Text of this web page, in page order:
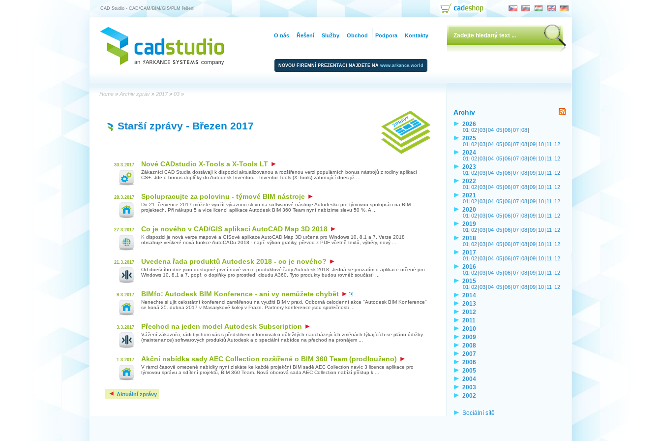
CAD Studio - CAD/CAM/BIM/GIS/PLM řešení
NOVOU FIREMNÍ PREZENTACI NAJDETE NA www.arkance.world
Home » Archiv zpráv » 2017» 03 »
Starší zprávy - Březen 2017
30.3.2017 Nové CADstudio X-Tools a X-Tools LT
Zákazníci CAD Studia dostávají k dispozici aktualizovanou a rozšířenou verzi populárních bonus nástrojů z rodiny aplikací
CS+. Jde o bonus doplňky do Autodesk Inventoru - Inventor Tools (X-Tools) zahrnující dnes již ...
28.3.2017 Spolupracujte za polovinu - týmové BIM nástroje
Do 21. července 2017 můžete využít výraznou slevu na softwarové nástroje Autodesku pro týmovou spolupráci na BIM
projektech. Při nákupu 5 a více licencí aplikace Autodesk BIM 360 Team nyní nabízíme slevu 50 %. A ...
27.3.2017 Co je nového v CAD/GIS aplikaci AutoCAD Map 3D 2018
K dispozici je nová verze mapové a GISové aplikace AutoCAD Map 3D určená pro Windows 10, 8.1 a 7. Verze 2018
obsahuje veškeré nová funkce AutoCADu 2018 - např. výkon grafiky, převod z PDF včetně textů, výběry, nový ...
21.3.2017 Uvedena řada produktů Autodesk 2018 - co je nového?
Od dnešního dne jsou dostupné první nové verze produktové řady Autodesk 2018. Jedná se prozatím o aplikace určené pro
Windows 10, 8.1 a 7, popř. o doplňky pro prostředí cloudu A360. Tyto produkty budou rovněž součástí ...
9.3.2017 BIMfo: Autodesk BIM Konference - ani vy nemůžete chybět
Nenechte si ujít celostátní konferenci zaměřenou na využití BIM v praxi. Odborná celodenní akce "Autodesk BIM Konference"
se koná 25. dubna 2017 v Masarykově koleji v Praze. Partnery konference jsou společnosti ...
3.3.2017 Přechod na jeden model Autodesk Subscription
Vážení zákazníci, rádi bychom vás s předstihem informovali o důležitých nadcházejících změnách týkajících se plánu údržby
(maintenance) softwarových produktů Autodesk a o speciální nabídce na přechod na pronájem ...
1.3.2017 Akční nabídka sady AEC Collection rozšířené o BIM 360 Team (prodlouženo)
V rámci časově omezené nabídky nyní získáte ke každé projekční BIM sadě AEC Collection navíc 3 licence aplikace pro
týmovou správu a sdílení projektů, BIM 360 Team. Nová oborová sada AEC Collection nabízí přístup k ...
Aktuální zprávy
Archiv
2026
01 |02|03|04|05|06|07|08|
2025
01 |02|03|04|05|06|07|08|09| 10| 11 | 12
2024
01 |02|03|04|05|06|07|08|09| 10| 11 | 12
2023
01 |02|03|04|05|06|07|08|09| 10| 11 | 12
2022
01 |02|03|04|05|06|07|08|09| 10| 11 | 12
2021
01 |02|03|04|05|06|07|08|09| 10| 11 | 12
2020
01 |02|03|04|05|06|07|08|09| 10| 11 | 12
2019
01 |02|03|04|05|06|07|08|09| 10| 11 | 12
2018
01 |02|03|04|05|06|07|08|09| 10| 11 | 12
2017
01 |02|03|04|05|06|07|08|09| 10| 11 | 12
2016
01 |02|03|04|05|06|07|08|09| 10| 11 | 12
2015
01 |02|03|04|05|06|07|08|09| 10| 11 | 12
2014
2013
2012
2011
2010
2009
2008
2007
2006
2005
2004
2003
2002
Sociální sítě
O nás Řešení Služby Obchod Podpora Kontakty